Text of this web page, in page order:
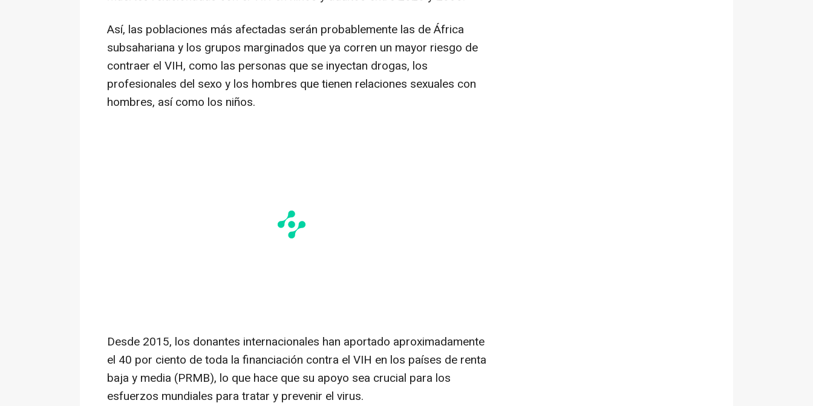
Así, las poblaciones más afectadas serán probablemente las de África
subsahariana y los grupos marginados que ya corren un mayor riesgo de
contraer el VIH, como las personas que se inyectan drogas, los
profesionales del sexo y los hombres que tienen relaciones sexuales con
hombres, así como los niños.
Desde 2015, los donantes internacionales han aportado aproximadamente
el 40 por ciento de toda la financiación contra el VIH en los países de renta
baja y media (PRMB), lo que hace que su apoyo sea crucial para los
esfuerzos mundiales para tratar y prevenir el virus.